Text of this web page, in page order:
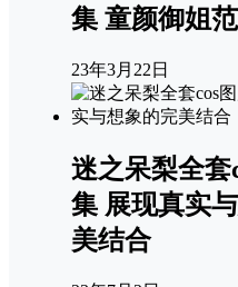
集 童颜御姐
23年3月22日
迷之呆梨全套
集 展现真实
美结合